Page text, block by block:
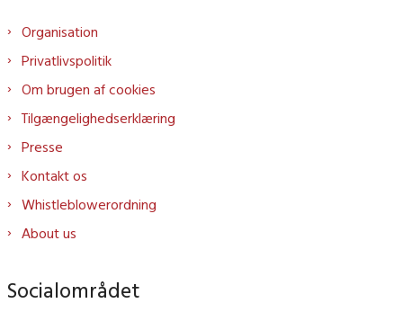
Organisation
Privatlivspolitik
Om brugen af cookies
Tilgængelighedserklæring
Presse
Kontakt os
Whistleblowerordning
About us
Socialområdet